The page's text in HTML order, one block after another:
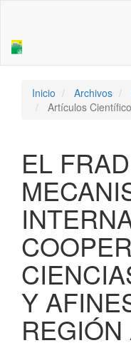
Barra
Inicio Archivos
Artículos
EL
Y